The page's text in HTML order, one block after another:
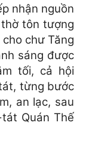
nhận nguồn
tôn tượng
chư Tăng
sáng được
tối, cả hội
từng bước
an lạc, sau
Quán Thế